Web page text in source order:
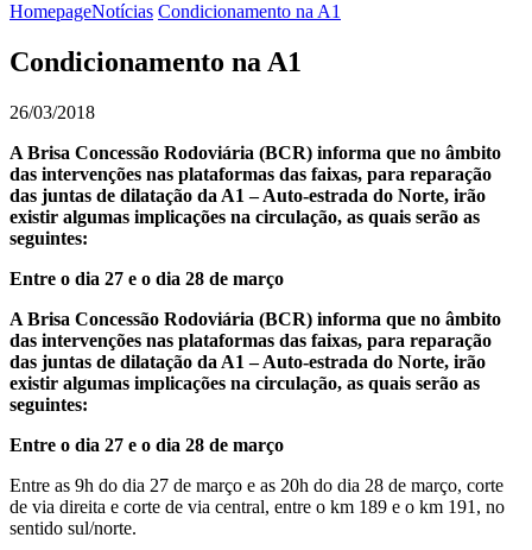
HomepageNotícias Condicionamento na A1
Condicionamento na A1
26/03/2018
A Brisa Concessão Rodoviária (BCR) informa que no âmbito
das intervenções nas plataformas das faixas, para reparação
das juntas de dilatação da A1 – Auto-estrada do Norte, irão
existir algumas implicações na circulação, as quais serão as
seguintes:
Entre o dia 27 e o dia 28 de março
A Brisa Concessão Rodoviária (BCR) informa que no âmbito
das intervenções nas plataformas das faixas, para reparação
das juntas de dilatação da A1 – Auto-estrada do Norte, irão
existir algumas implicações na circulação, as quais serão as
seguintes:
Entre o dia 27 e o dia 28 de março
Entre as 9h do dia 27 de março e as 20h do dia 28 de março, corte
de via direita e corte de via central, entre o km 189 e o km 191, no
sentido sul/norte.